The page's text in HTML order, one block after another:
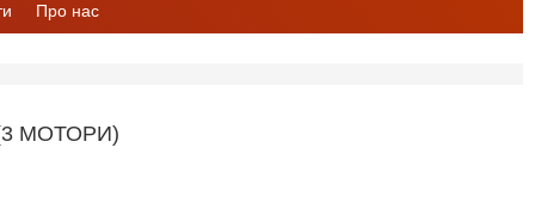
Про нас
МОТОРИ)